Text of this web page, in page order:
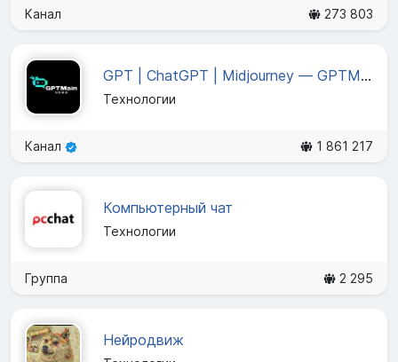
Канал 273 803
GPT | ChatGPT | Midjourney — GPTMain News
Технологии
Канал 1 861 217
Компьютерный чат
Технологии
Группа 2 295
Нейродвиж